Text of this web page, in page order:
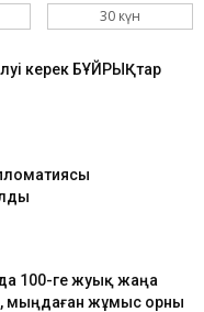
30 күн
керек БҰЙРЫҚтар
100-ге жуық жаңа
мыңдаған жұмыс орны